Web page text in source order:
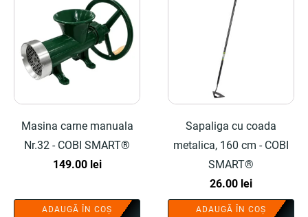
Masina carne manuala
Nr.32 - COBI SMART®
149.00 lei
ADAUGĂ ÎN COȘ
Sapaliga cu coada
metalica, 160 cm - COBI
SMART®
26.00 lei
ADAUGĂ ÎN COȘ